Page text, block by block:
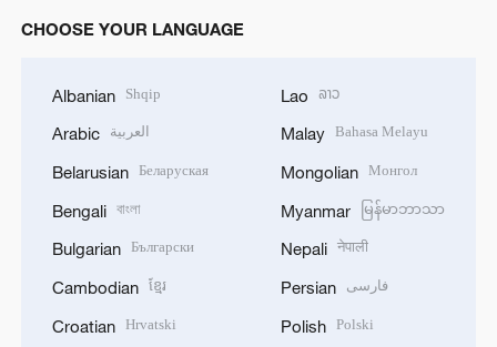
CHOOSE YOUR LANGUAGE
Albanian Shqip
Arabic العربية
Belarusian Беларуская
Bengali বাংলা
Bulgarian Български
Cambodian ខ្មែរ
Croatian Hrvatski
Lao ລາວ
Malay Bahasa Melayu
Mongolian Монгол
Myanmar မြန်မာဘာသာ
Nepali नेपाली
Persian فارسی
Polish Polski